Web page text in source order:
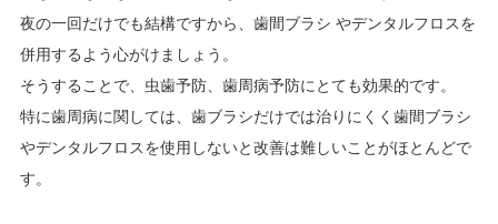
夜の一回だけでも結構ですから、歯間ブラシ やデンタルフロスを
併用するよう心がけましょう。
そうすることで、虫歯予防、歯周病予防にとても効果的です。
特に歯周病に関しては、歯ブラシだけでは治りにくく歯間ブラシ
やデンタルフロスを使用しないと改善は難しいことがほとんどで
す。